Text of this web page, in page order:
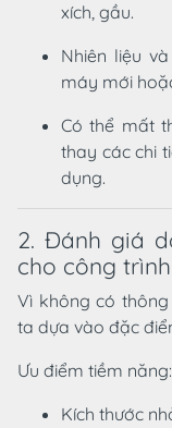
xích, gầu.
Nhiên liệu
máy mới
Có thể mất
thay các chi
dụng.
2. Đánh giá
cho công
Vì không có
ta dựa vào đặc
Ưu điểm tiềm năng:
Kích thước